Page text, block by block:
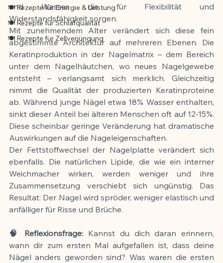
🍽️ Rezepte für Energie & Leistung
🍽️ Rezepte für Schlafqualität
🍽️ Rezepte für Zellverjüngung
und Wasser, die für Flexibilität und
Widerstandsfähigkeit sorgen.
Mit zunehmendem Alter verändert sich diese fein
abgestimmte Architektur auf mehreren Ebenen. Die
Keratinproduktion in der Nagelmatrix – dem Bereich
unter dem Nagelhäutchen, wo neues Nagelgewebe
entsteht – verlangsamt sich merklich. Gleichzeitig
nimmt die Qualität der produzierten Keratinproteine
ab. Während junge Nägel etwa 18% Wasser enthalten,
sinkt dieser Anteil bei älteren Menschen oft auf 12-15%.
Diese scheinbar geringe Veränderung hat dramatische
Auswirkungen auf die Nageleigenschaften.
Der Fettstoffwechsel der Nagelplatte verändert sich
ebenfalls. Die natürlichen Lipide, die wie ein interner
Weichmacher wirken, werden weniger und ihre
Zusammensetzung verschiebt sich ungünstig. Das
Resultat: Der Nagel wird spröder, weniger elastisch und
anfälliger für Risse und Brüche.
🧠 Reflexionsfrage: Kannst du dich daran erinnern,
wann dir zum ersten Mal aufgefallen ist, dass deine
Nägel anders geworden sind? Was waren die ersten